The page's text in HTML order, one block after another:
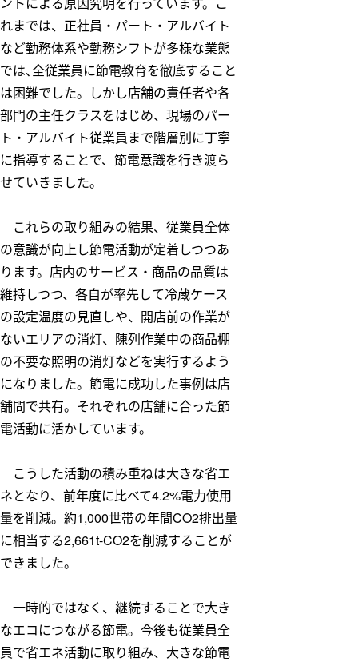
れまでは、正社員・パート・アルバイト
など勤務体系や勤務シフトが多様な業態
では､全従業員に節電教育を徹底すること
は困難でした。しかし店舗の責任者や各
部門の主任クラスをはじめ、現場のパー
ト・アルバイト従業員まで階層別に丁寧
に指導することで、節電意識を行き渡ら
せていきました。
これらの取り組みの結果、従業員全体
の意識が向上し節電活動が定着しつつあ
ります。店内のサービス・商品の品質は
維持しつつ、各自が率先して冷蔵ケース
の設定温度の見直しや、開店前の作業が
ないエリアの消灯、陳列作業中の商品棚
の不要な照明の消灯などを実行するよう
になりました。節電に成功した事例は店
舗間で共有。それぞれの店舗に合った節
電活動に活かしています。
こうした活動の積み重ねは大きな省エ
ネとなり、前年度に比べて4.2%電力使用
量を削減。約1,000世帯の年間CO2排出量
に相当する2,661t-CO2を削減することが
できました。
一時的ではなく、継続することで大き
なエコにつながる節電。今後も従業員全
員で省エネ活動に取り組み、大きな節電